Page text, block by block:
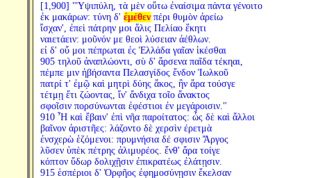
[1,900] "Ὑψιπύλη, τὰ μὲν οὕτω ἐναίσιμα πάντα γένοιτο
ἐκ μακάρων: τύνη δ' ἐμέθενπέρι θυμὸν ἀρείω
ἴσχαν', ἐπεὶ πάτρην μοι ἅλις Πελίαο ἕκητι
ναιετάειν: μοῦνόν με θεοὶ λύσειαν ἀέθλων.
εἰ δ' οὔ μοι πέπρωται ἐς Ἑλλάδα γαῖαν ἱκέσθαι
905 τηλοῦ ἀναπλώοντι, σὺ δ' ἄρσενα παῖδα τέκηαι,
πέμπε μιν ἡβήσαντα Πελασγίδος ἔνδον Ἰωλκοῦ
πατρί τ' ἐμῷ καὶ μητρὶ δύης ἄκος, ἢν ἄρα τούσγε
τέτμῃ ἔτι ζώοντας, ἵν' ἄνδιχα τοῖο ἄνακτος
σφοῖσιν πορσύνωνται ἐφέστιοι ἐν μεγάροισιν."
910 Ἦ καὶ ἔβαιν' ἐπὶ νῆα παροίτατος: ὧς δὲ καὶ ἄλλοι
βαῖνον ἀριστῆες: λάζοντο δὲ χερσὶν έρετμὰ
ἐνσχερὼ ἑζόμενοι: πρυμνήσια δέ σφισιν Ἄργος
λῦσεν ὑπὲκ πέτρης ἁλιμυρέος. ἔνθ' ἄρα τοίγε
κόπτον ὕδωρ δολιχῇσιν ἐπικρατέως ἐλάτῃσιν.
915 ἑσπέριοι δ' Ὀρφῆος ἐφημοσύνῃσιν ἔκελσαν